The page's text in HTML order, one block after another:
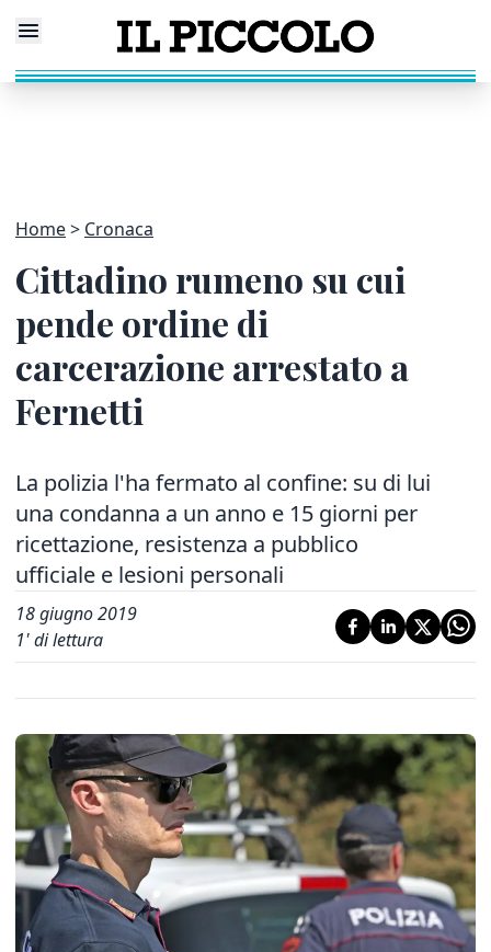
Home Cronaca
Cittadino rumeno su cui
pende ordine di
carcerazione arrestato a
Fernetti
La polizia l'ha fermato al confine: su di lui
una condanna a un anno e 15 giorni per
ricettazione, resistenza a pubblico
ufficiale e lesioni personali
18 giugno 2019
1' di lettura